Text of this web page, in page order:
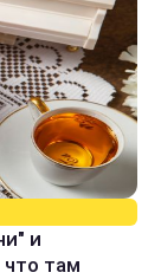
и
там